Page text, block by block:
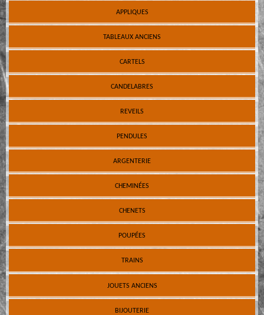
APPLIQUES
TABLEAUX ANCIENS
CARTELS
CANDELABRES
REVEILS
PENDULES
ARGENTERIE
CHEMINÉES
CHENETS
POUPÉES
TRAINS
JOUETS ANCIENS
BIJOUTERIE